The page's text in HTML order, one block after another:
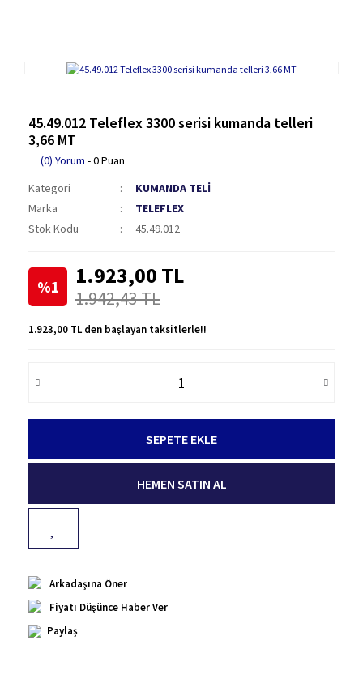
45.49.012 Teleflex 3300 serisi kumanda telleri
3,66 MT
(0) Yorum - 0 Puan
Kategori
KUMANDA TELİ
Marka
TELEFLEX
Stok Kodu
45.49.012
%1 1.923,00 TL
1.942,43 TL
1.923,00 TL den başlayan taksitlerle!!
SEPETE EKLE
HEMEN SATIN AL
Arkadaşına Öner
Fiyatı Düşünce Haber Ver
Paylaş